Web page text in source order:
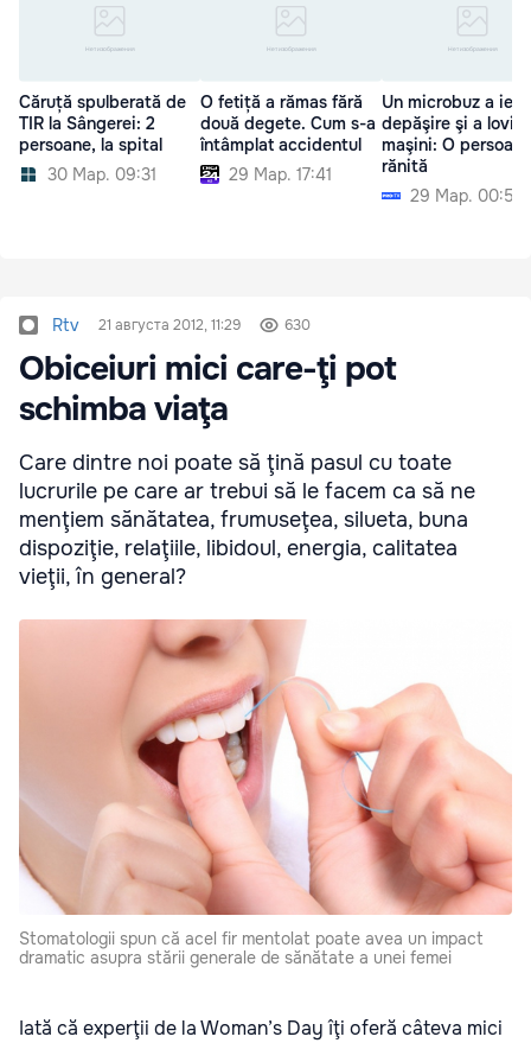
Căruță spulberată de
TIR la Sângerei: 2
persoane, la spital
30 Мар. 09:31
O fetiță a rămas fără
două degete. Cum s-a
întâmplat accidentul
29 Мар. 17:41
Un microbuz a
depăşire şi a lovit
maşini: O
rănită
29 Мар. 00:52
Rtv 21 августа 2012, 11:29 630
Obiceiuri mici care-ţi pot
schimba viaţa
Care dintre noi poate să ţină pasul cu toate
lucrurile pe care ar trebui să le facem ca să ne
menţiem sănătatea, frumuseţea, silueta, buna
dispoziţie, relaţiile, libidoul, energia, calitatea
vieţii, în general?
Stomatologii spun că acel fir mentolat poate avea un impact
dramatic asupra stării generale de sănătate a unei femei
Iată că experţii de la Woman’s Day îţi oferă câteva mici